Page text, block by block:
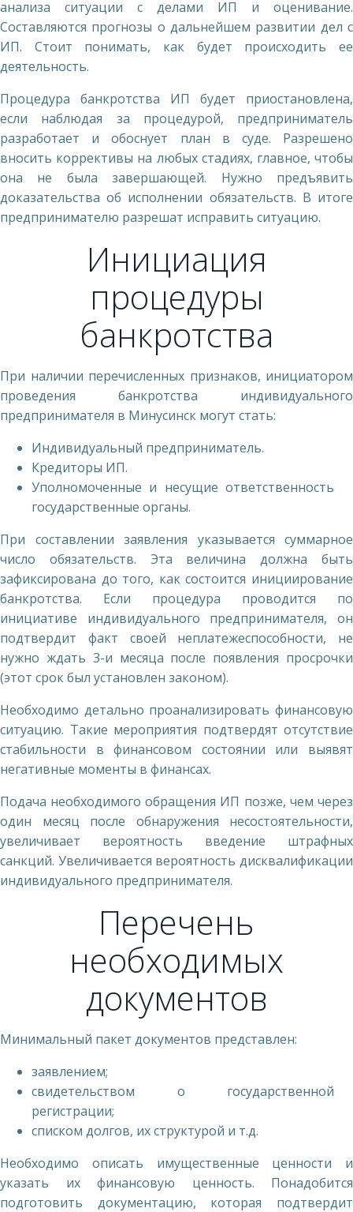
анализа ситуации с делами ИП и оценивание.
Составляются прогнозы о дальнейшем развитии дел с
ИП. Стоит понимать, как будет происходить ее
деятельность.
Процедура банкротства ИП будет приостановлена,
если наблюдая за процедурой, предприниматель
разработает и обоснует план в суде. Разрешено
вносить коррективы на любых стадиях, главное, чтобы
она не была завершающей. Нужно предъявить
доказательства об исполнении обязательств. В итоге
предпринимателю разрешат исправить ситуацию.
Инициация
процедуры
банкротства
При наличии перечисленных признаков, инициатором
проведения банкротства индивидуального
предпринимателя в Минусинск могут стать:
Индивидуальный предприниматель.
Кредиторы ИП.
Уполномоченные и несущие ответственность
государственные органы.
При составлении заявления указывается суммарное
число обязательств. Эта величина должна быть
зафиксирована до того, как состоится инициирование
банкротства. Если процедура проводится по
инициативе индивидуального предпринимателя, он
подтвердит факт своей неплатежеспособности, не
нужно ждать 3-и месяца после появления просрочки
(этот срок был установлен законом).
Необходимо детально проанализировать финансовую
ситуацию. Такие мероприятия подтвердят отсутствие
стабильности в финансовом состоянии или выявят
негативные моменты в финансах.
Подача необходимого обращения ИП позже, чем через
один месяц после обнаружения несостоятельности,
увеличивает вероятность введение штрафных
санкций. Увеличивается вероятность дисквалификации
индивидуального предпринимателя.
Перечень
необходимых
документов
Минимальный пакет документов представлен:
заявлением;
свидетельством о государственной
регистрации;
списком долгов, их структурой и т.д.
Необходимо описать имущественные ценности и
указать их финансовую ценность. Понадобится
подготовить документацию, которая подтвердит